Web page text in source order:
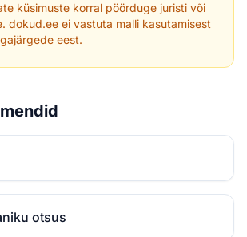
küsimuste korral pöörduge juristi või
dokud.ee ei vastuta malli kasutamisest
eest.
otsus